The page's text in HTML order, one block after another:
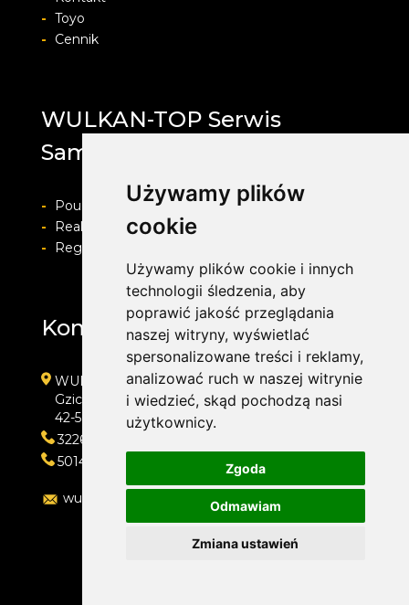
Używamy plików
cookie
Używamy plików cookie i innych
technologii śledzenia, aby
poprawić jakość przeglądania
naszej witryny, wyświetlać
spersonalizowane treści i reklamy,
analizować ruch w naszej witrynie
i wiedzieć, skąd pochodzą nasi
użytkownicy.
Zgoda
Odmawiam
Zmiana ustawień
- Toyo
-
Cennik
WULKAN-TOP Serwis
Samochodowy
-
Pouczenie o prawie do odstapienia od umowy
-
Realizacja zamówienia i formy płatności
-
Regulamin i Polityka prywatności
Kontakt
WULKAN-TOP Serwis Samochodowy
Gzichowska 108
42-504 Będzin
322692033
501410313
wulkan-top@wp.pl